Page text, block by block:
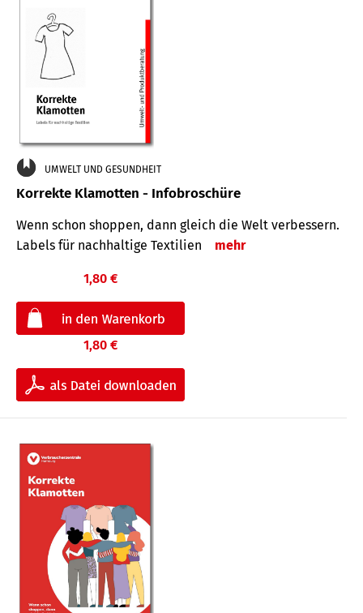
UMWELT UND GESUNDHEIT
Korrekte Klamotten - Infobroschüre
Wenn schon shoppen, dann gleich die Welt verbessern.
Labels für nachhaltige Textilien
mehr
1,80 €
1,80 €